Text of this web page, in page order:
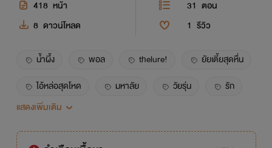
418 หน้า 31 ตอน
8 ดาวน์โหลด 1 รีวิว
น้ำผึ้ง พอล thelure!
ยัยเตี้ยสุดหื่น
ไอ้หล่อสุดโหด
มหาลัย วัยรุ่น
รัก
อีโรติก
ตลก
แสดงเพิ่มเติม